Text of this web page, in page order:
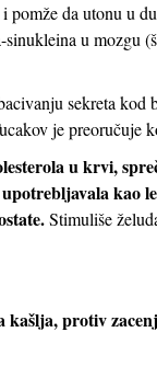
pomže da utonu u
u mozgu
sekreta kod
je preoručuje
u krvi,
kao
Stimuliše
kašlja, protiv